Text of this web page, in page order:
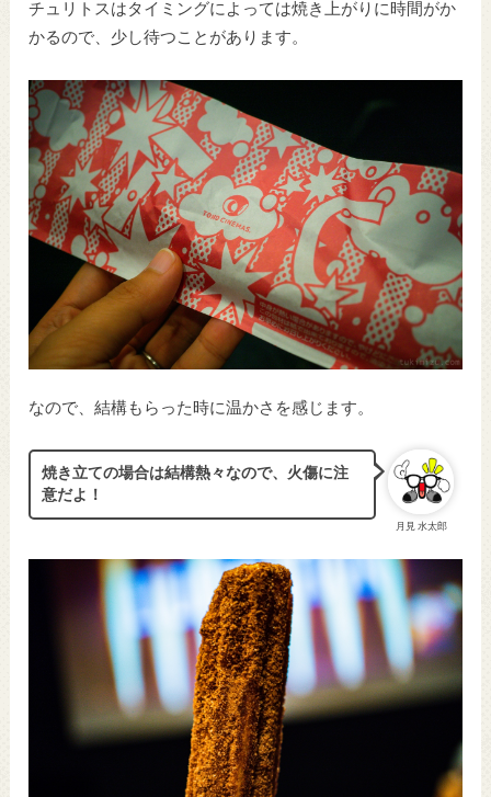
チュリトスはタイミングによっては焼き上がりに時間がか
かるので、少し待つことがあります。
なので、結構もらった時に温かさを感じます。
月見 水太郎
焼き立ての場合は結構熱々なので、火傷に注
意だよ！